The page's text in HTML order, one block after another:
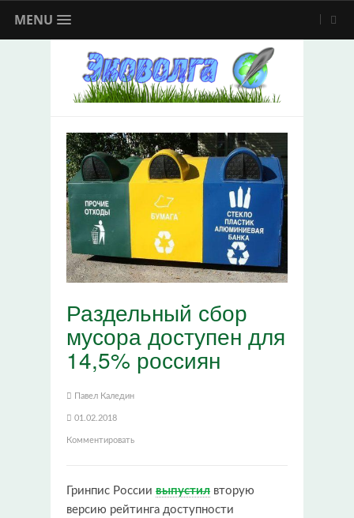
MENU
Раздельный сбор
мусора доступен для
14,5% россиян
Павел Каледин
01.02.2018
Комментировать
Гринпис России выпустил вторую
версию рейтинга доступности